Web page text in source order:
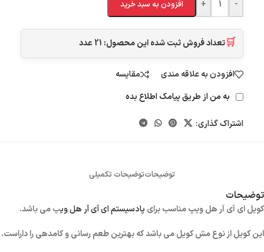
-
+ افزودن به سبد خرید
🛒تعداد فروش ثبت شده این محصول: 21 عدد
افزودن به علاقه مندی
مقایسه
به من از طریق پیامک اطلاع بده
اشتراک گذاری:
توضیحاتتوضیحات تکمیلی
توضیحات
کویل ای آی آر هل ویپ مناسب برای پادسیستم ای آی آر هل ویپمی باشد.
این کویل از نوع مش کویل می باشد که بهترین طعم رسانی و کامدهی را داراست.